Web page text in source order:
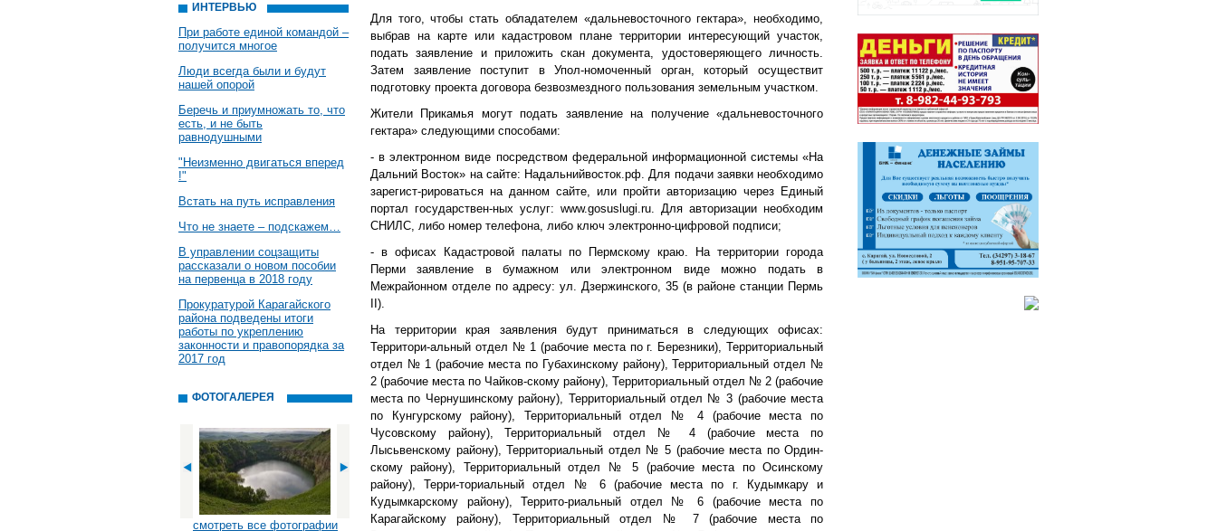
ИНТЕРВЬЮ
При работе единой командой –
получится многое
Люди всегда были и будут
нашей опорой
Беречь и приумножать то, что
есть, и не быть
равнодушными
"Неизменно двигаться вперед
!"
Встать на путь исправления
Что не знаете – подскажем…
В управлении соцзащиты
рассказали о новом пособии
на первенца в 2018 году
Прокуратурой Карагайского
района подведены итоги
работы по укреплению
законности и правопорядка за
2017 год
ФОТОГАЛЕРЕЯ
смотреть все фотографии
Для того, чтобы стать обладателем «дальневосточного гектара», необходимо,
выбрав на карте или кадастровом плане территории интересующий участок,
подать заявление и приложить скан документа, удостоверяющего личность.
Затем заявление поступит в Упол-номоченный орган, который осуществит
подготовку проекта договора безвозмездного пользования земельным участком.
Жители Прикамья могут подать заявление на получение «дальневосточного
гектара» следующими способами:
- в электронном виде посредством федеральной информационной системы «На
Дальний Восток» на сайте: Надальнийвосток.рф. Для подачи заявки необходимо
зарегист-рироваться на данном сайте, или пройти авторизацию через Единый
портал государствен-ных услуг: www.gosuslugi.ru. Для авторизации необходим
СНИЛС, либо номер телефона, либо ключ электронно-цифровой подписи;
- в офисах Кадастровой палаты по Пермскому краю. На территории города
Перми заявление в бумажном или электронном виде можно подать в
Межрайонном отделе по адресу: ул. Дзержинского, 35 (в районе станции Пермь
II).
На территории края заявления будут приниматься в следующих офисах:
Территори-альный отдел № 1 (рабочие места по г. Березники), Территориальный
отдел № 1 (рабочие места по Губахинскому району), Территориальный отдел №
2 (рабочие места по Чайков-скому району), Территориальный отдел № 2 (рабочие
места по Чернушинскому району), Территориальный отдел № 3 (рабочие места
по Кунгурскому району), Территориальный отдел № 4 (рабочие места по
Чусовскому району), Территориальный отдел № 4 (рабочие места по
Лысьвенскому району), Территориальный отдел № 5 (рабочие места по Ордин-
скому району), Территориальный отдел № 5 (рабочие места по Осинскому
району), Терри-ториальный отдел № 6 (рабочие места по г. Кудымкару и
Кудымкарскому району), Террито-риальный отдел № 6 (рабочие места по
Карагайскому району), Территориальный отдел № 7 (рабочие места по